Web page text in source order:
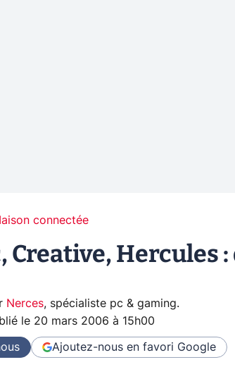
connectée
Creative, Hercules
Nerces, spécialiste pc & gaming.
le 20 mars 2006 à 15h00
Ajoutez-nous en favori Google